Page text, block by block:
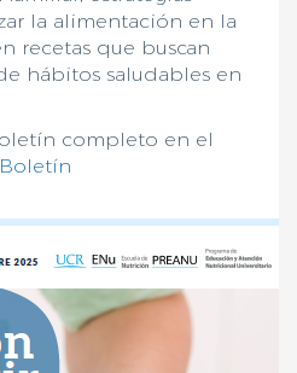
la alimentación en la
recetas que buscan
hábitos saludables en
completo en el